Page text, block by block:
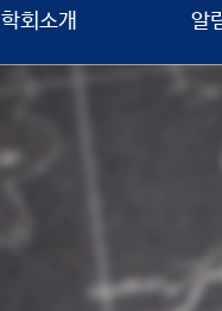
학회소개 알